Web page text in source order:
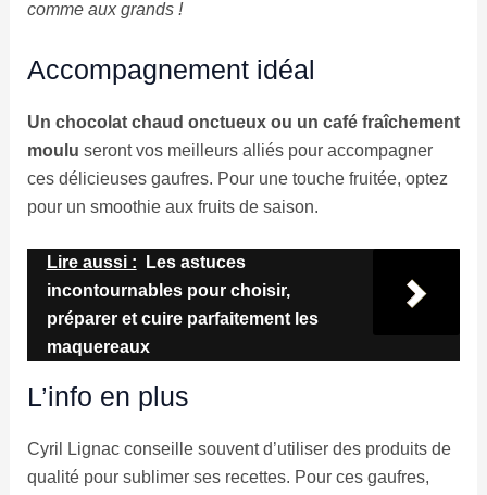
comme aux grands !
Accompagnement idéal
Un chocolat chaud onctueux ou un café fraîchement
moulu seront vos meilleurs alliés pour accompagner
ces délicieuses gaufres. Pour une touche fruitée, optez
pour un smoothie aux fruits de saison.
Lire aussi :
Les astuces
incontournables pour choisir,
préparer et cuire parfaitement les
maquereaux
L’info en plus
Cyril Lignac conseille souvent d’utiliser des produits de
qualité pour sublimer ses recettes. Pour ces gaufres,